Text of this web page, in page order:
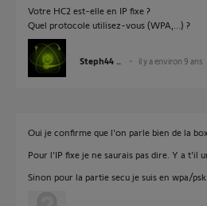
Votre HC2 est-elle en IP fixe ?
Quel protocole utilisez-vous (WPA,...) ?
Steph44 .. il y a environ 9 ans
Oui je confirme que l'on parle bien de la
Pour l'IP fixe je ne saurais pas dire. Y a t'il
Sinon pour la partie secu je suis en wpa/psk